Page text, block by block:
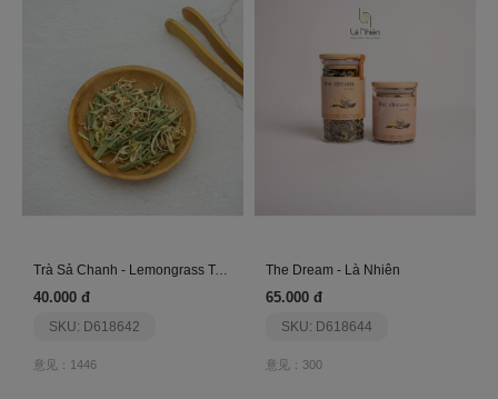
Trà Sả Chanh - Lemongrass Tea - Là Nhiên
40.000 đ
SKU: D618642
意见：1446
The Dream - Là Nhiên
65.000 đ
SKU: D618644
意见：300